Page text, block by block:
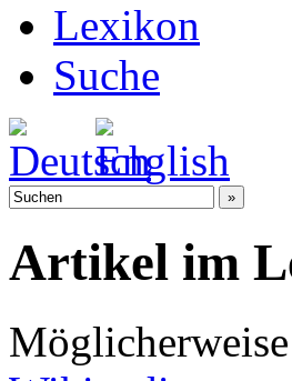
Lexikon
Suche
Artikel im